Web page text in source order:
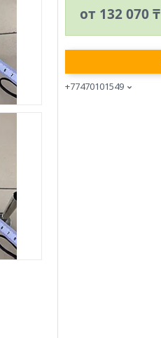
от 132 070 ₸
+77470101549